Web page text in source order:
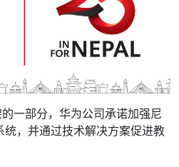
一部分，华为公司承诺加强尼
，并通过技术解决方案促进教